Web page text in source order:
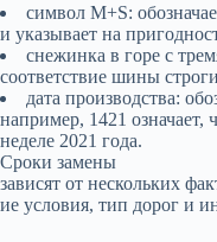
символ M+S:
и указывает на
снежинка в горе с
соответствие шины
дата производства:
например, 1421 означает,
неделе 2021 года.
Сроки замены
зависят от нескольких
ие условия, тип дорог и